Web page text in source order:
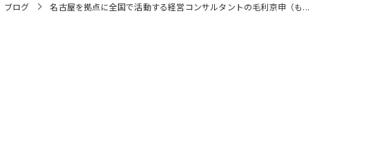
ブログ 名古屋を拠点に全国で活動する経営コンサルタントの毛利京申（も...